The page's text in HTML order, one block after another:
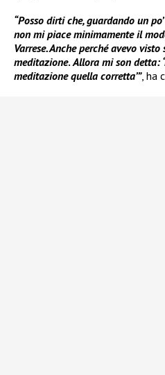
“Posso dirti che, guardando un
non mi piace minimamente il
Varrese. Anche perché avevo
meditazione. Allora mi son detta:
meditazione quella corretta’”, ha